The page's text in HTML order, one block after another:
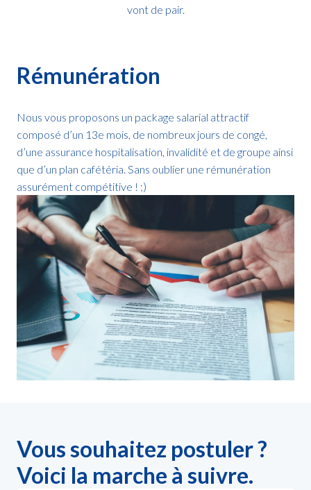
vont de pair.
Rémunération
Nous vous proposons un package salarial attractif
composé d’un 13e mois, de nombreux jours de congé,
d’une assurance hospitalisation, invalidité et de groupe ainsi
que d’un plan cafétéria. Sans oublier une rémunération
assurément compétitive ! ;)
Vous souhaitez postuler ?
Voici la marche à suivre.